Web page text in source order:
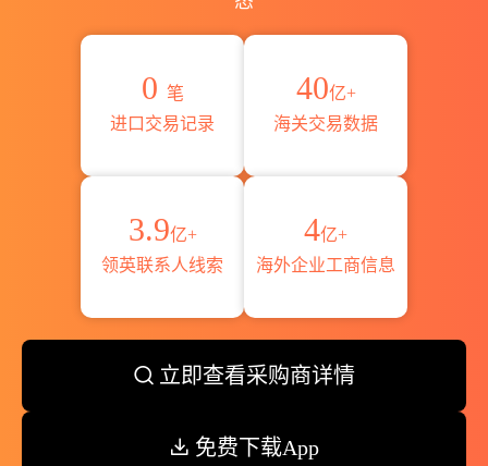
0 笔
进口交易记录
40亿+
海关交易数据
3.9亿+
领英联系人线索
4亿+
海外企业工商信息
立即查看采购商详情
免费下载App